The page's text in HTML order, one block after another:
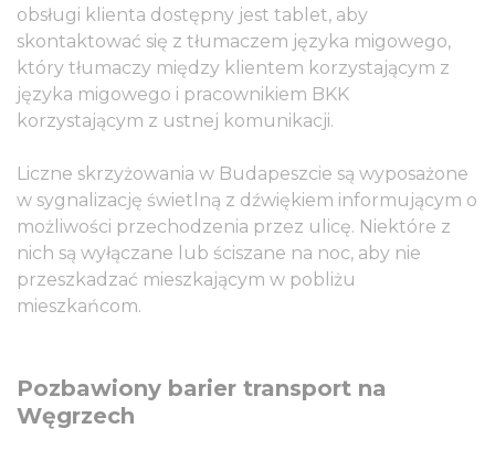
obsługi klienta dostępny jest tablet, aby
skontaktować się z tłumaczem języka migowego,
który tłumaczy między klientem korzystającym z
języka migowego i pracownikiem BKK
korzystającym z ustnej komunikacji.
Liczne skrzyżowania w Budapeszcie są wyposażone
w sygnalizację świetlną z dźwiękiem informującym o
możliwości przechodzenia przez ulicę. Niektóre z
nich są wyłączane lub ściszane na noc, aby nie
przeszkadzać mieszkającym w pobliżu
mieszkańcom.
Pozbawiony barier transport na
Węgrzech